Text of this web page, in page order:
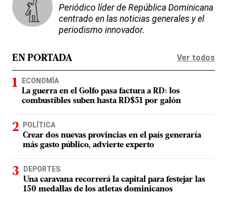
Periódico líder de República Dominicana
centrado en las noticias generales y el
periodismo innovador.
EN PORTADA Ver todos
ECONOMÍA
La guerra en el Golfo pasa factura a RD: los
combustibles suben hasta RD$51 por galón
POLÍTICA
Crear dos nuevas provincias en el país generaría
más gasto público, advierte experto
DEPORTES
Una caravana recorrerá la capital para festejar las
150 medallas de los atletas dominicanos